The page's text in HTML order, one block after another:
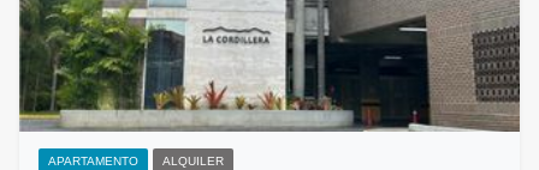
APARTAMENTO ALQUILER